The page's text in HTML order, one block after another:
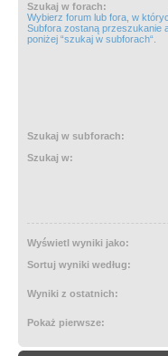
Szukaj w forach:
Wybierz forum lub fora, w
Subfora zostaną przeszukanie
poniżej “szukaj w subforach“.
Szukaj w subforach:
Szukaj w:
Wyświetl wyniki jako:
Sortuj wyniki według:
Wyniki z ostatnich:
Pokaż pierwsze: